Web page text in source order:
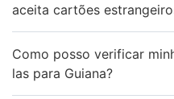
aceita cartões
Como posso verificar
las para Guiana?